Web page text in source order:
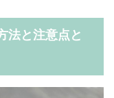
法と注意点と